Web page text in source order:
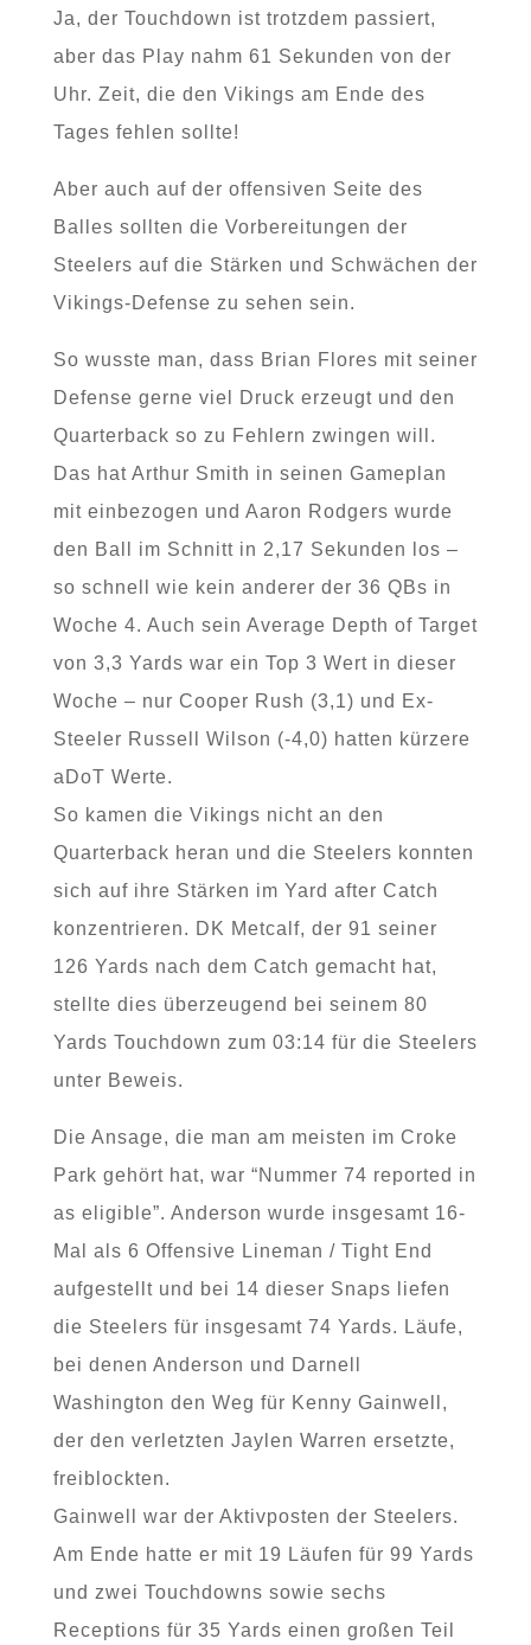
Ja, der Touchdown ist trotzdem passiert,
aber das Play nahm 61 Sekunden von der
Uhr. Zeit, die den Vikings am Ende des
Tages fehlen sollte!
Aber auch auf der offensiven Seite des
Balles sollten die Vorbereitungen der
Steelers auf die Stärken und Schwächen der
Vikings-Defense zu sehen sein.
So wusste man, dass Brian Flores mit seiner
Defense gerne viel Druck erzeugt und den
Quarterback so zu Fehlern zwingen will.
Das hat Arthur Smith in seinen Gameplan
mit einbezogen und Aaron Rodgers wurde
den Ball im Schnitt in 2,17 Sekunden los –
so schnell wie kein anderer der 36 QBs in
Woche 4. Auch sein Average Depth of Target
von 3,3 Yards war ein Top 3 Wert in dieser
Woche – nur Cooper Rush (3,1) und Ex-
Steeler Russell Wilson (-4,0) hatten kürzere
aDoT Werte.
So kamen die Vikings nicht an den
Quarterback heran und die Steelers konnten
sich auf ihre Stärken im Yard after Catch
konzentrieren. DK Metcalf, der 91 seiner
126 Yards nach dem Catch gemacht hat,
stellte dies überzeugend bei seinem 80
Yards Touchdown zum 03:14 für die Steelers
unter Beweis.
Die Ansage, die man am meisten im Croke
Park gehört hat, war “Nummer 74 reported in
as eligible”. Anderson wurde insgesamt 16-
Mal als 6 Offensive Lineman / Tight End
aufgestellt und bei 14 dieser Snaps liefen
die Steelers für insgesamt 74 Yards. Läufe,
bei denen Anderson und Darnell
Washington den Weg für Kenny Gainwell,
der den verletzten Jaylen Warren ersetzte,
freiblockten.
Gainwell war der Aktivposten der Steelers.
Am Ende hatte er mit 19 Läufen für 99 Yards
und zwei Touchdowns sowie sechs
Receptions für 35 Yards einen großen Teil